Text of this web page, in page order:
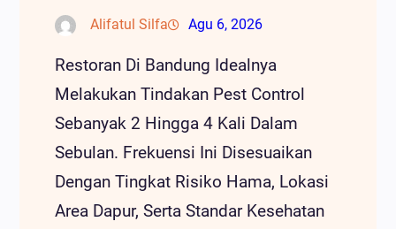
Alifatul Silfa Agu 6, 2026
Restoran Di Bandung Idealnya
Melakukan Tindakan Pest Control
Sebanyak 2 Hingga 4 Kali Dalam
Sebulan. Frekuensi Ini Disesuaikan
Dengan Tingkat Risiko Hama, Lokasi
Area Dapur, Serta Standar Kesehatan